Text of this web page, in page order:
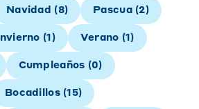
Navidad (8) Pascua(2)
Invierno (1 ) Verano (1 )
Cumpleaños (0)
Bocadillos(15)